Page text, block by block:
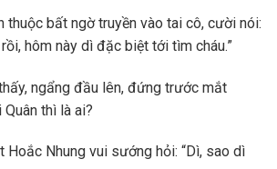
thuộc bất ngờ truyền vào tai cô, cười nói:
hôm này dì đặc biệt tới tìm cháu.”
ngẩng đầu lên, đứng trước mắt
thì là ai?
Hoắc Nhung vui sướng hỏi: “Dì, sao dì